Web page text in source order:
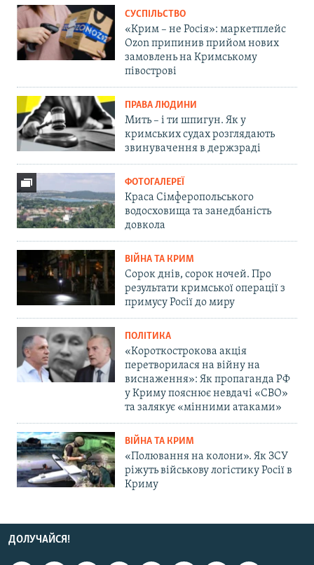
СУСПІЛЬСТВО
«Крим – не Росія»: маркетплейс
Ozon припинив прийом нових
замовлень на Кримському
півострові
ПРАВА ЛЮДИНИ
Мить – і ти шпигун. Як у
кримських судах розглядають
звинувачення в держзраді
ФОТОГАЛЕРЕЇ
Краса Сімферопольського
водосховища та занедбаність
довкола
ВІЙНА ТА КРИМ
Сорок днів, сорок ночей. Про
результати кримської операції з
примусу Росії до миру
ПОЛІТИКА
«Короткострокова акція
перетворилася на війну на
виснаження»: Як пропаганда РФ
у Криму пояснює невдачі «СВО»
та залякує «мінними атаками»
ВІЙНА ТА КРИМ
«Полювання на колони». Як ЗСУ
ріжуть військову логістику Росії в
Криму
ДОЛУЧАЙСЯ!